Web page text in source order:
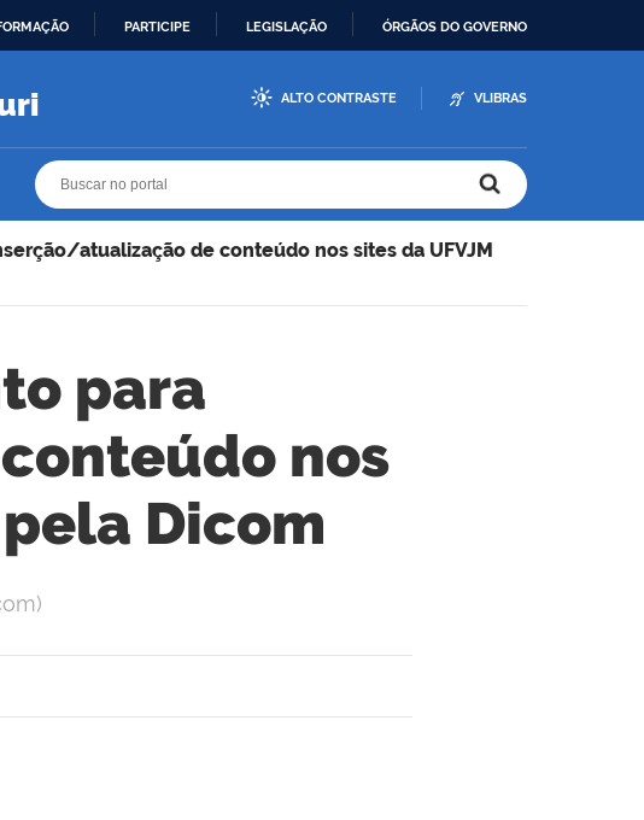
PARTICIPE LEGISLAÇÃO ÓRGÃOS DO GOVERNO
ALTO CONTRASTE VLIBRAS
atualização de conteúdo nos sites da UFVJM
para
nos
Dicom